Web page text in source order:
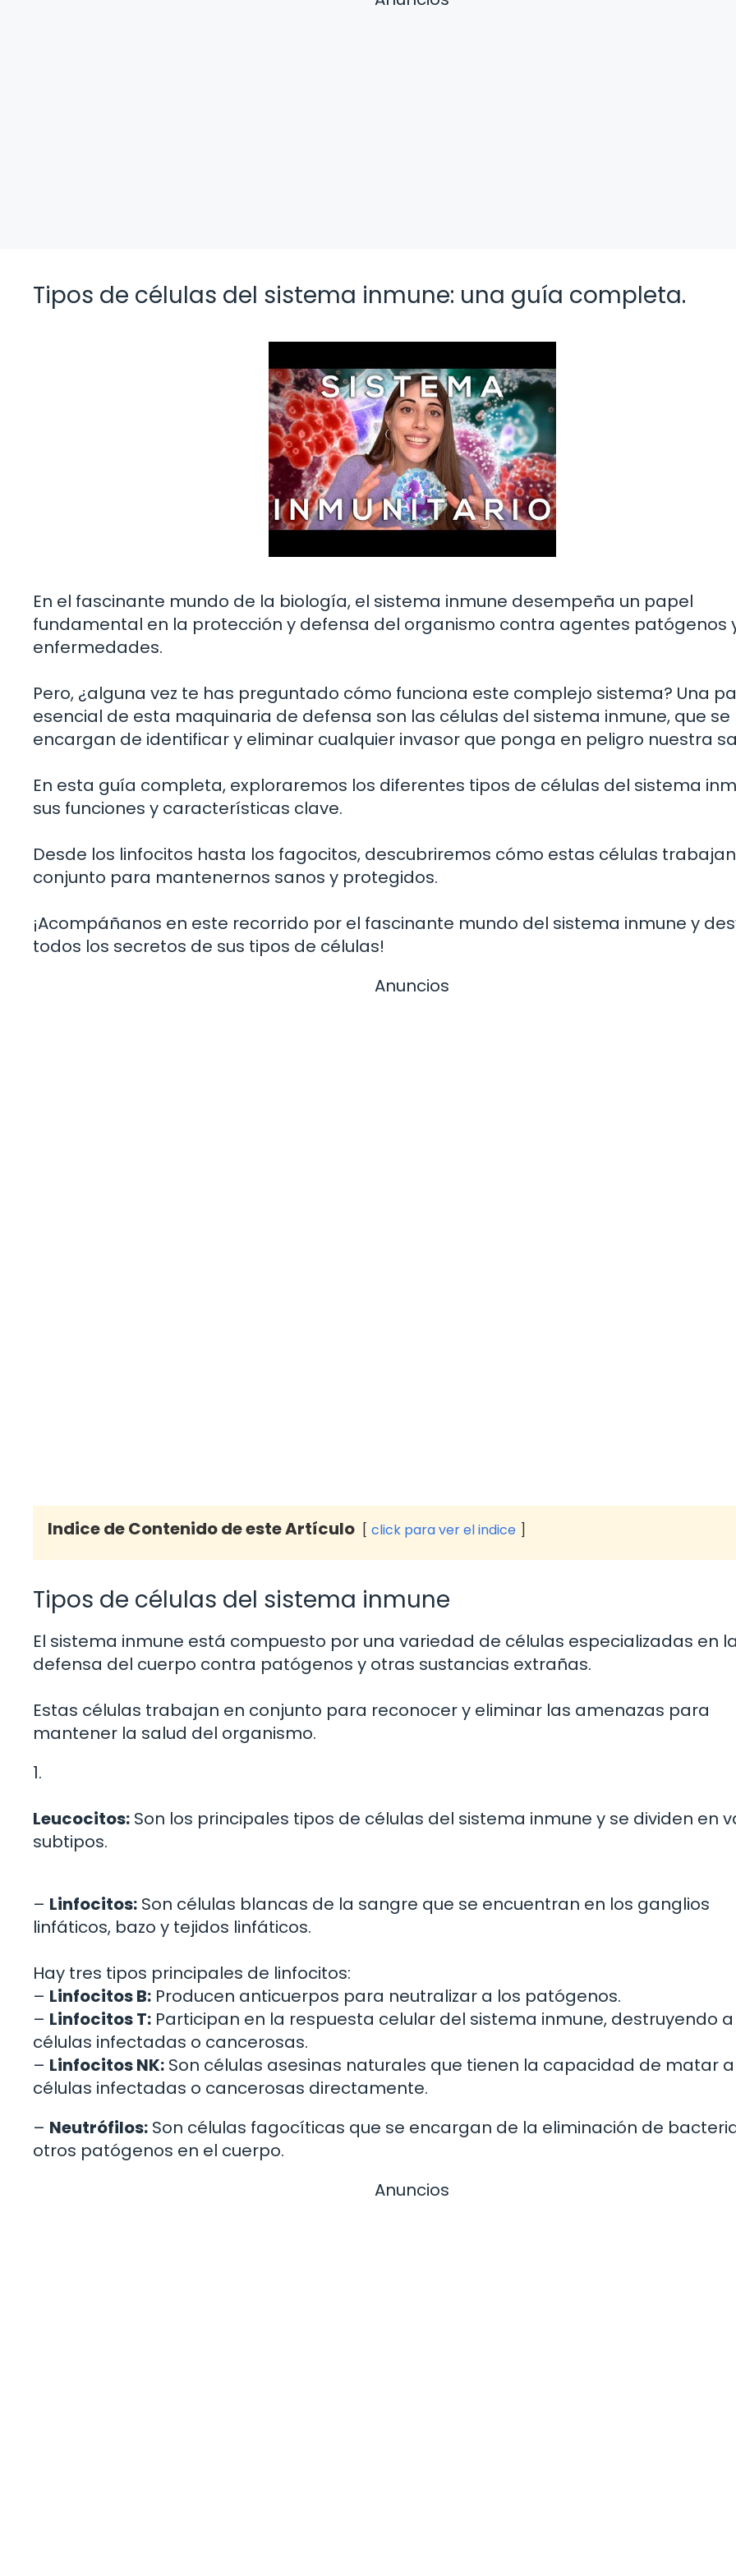
Tipos de células del sistema inmune: una guía completa.
En el fascinante mundo de la biología, el sistema inmune desempeña un papel
fundamental en la protección y defensa del organismo contra agentes patógenos
enfermedades.
Pero, ¿alguna vez te has preguntado cómo funciona este complejo sistema? Una
esencial de esta maquinaria de defensa son las células del sistema inmune, que se
encargan de identificar y eliminar cualquier invasor que ponga en peligro nuestra
En esta guía completa, exploraremos los diferentes tipos de células del sistema
sus funciones y características clave.
Desde los linfocitos hasta los fagocitos, descubriremos cómo estas células
conjunto para mantenernos sanos y protegidos.
¡Acompáñanos en este recorrido por el fascinante mundo del sistema inmune y
todos los secretos de sus tipos de células!
Anuncios
Indice de Contenido de este Artículo click para ver el indice
Tipos de células del sistema inmune
El sistema inmune está compuesto por una variedad de células especializadas en la
defensa del cuerpo contra patógenos y otras sustancias extrañas.
Estas células trabajan en conjunto para reconocer y eliminar las amenazas para
mantener la salud del organismo.
1.
Leucocitos: Son los principales tipos de células del sistema inmune y se dividen en
subtipos.
– Linfocitos: Son células blancas de la sangre que se encuentran en los ganglios
linfáticos, bazo y tejidos linfáticos.
Hay tres tipos principales de linfocitos:
– Linfocitos B: Producen anticuerpos para neutralizar a los patógenos.
– Linfocitos T: Participan en la respuesta celular del sistema inmune, destruyendo
células infectadas o cancerosas.
– Linfocitos NK: Son células asesinas naturales que tienen la capacidad de matar a
células infectadas o cancerosas directamente.
– Neutrófilos: Son células fagocíticas que se encargan de la eliminación de
otros patógenos en el cuerpo.
Anuncios